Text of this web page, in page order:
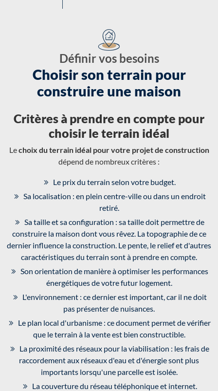
Définir vos besoins
Choisir son terrain pour
construire une maison
Critères à prendre en compte pour
choisir le terrain idéal
Lechoix du terrain idéal pour votre projet de construction
dépend de nombreux critères :
Le prix du terrain selon votre budget.
Sa localisation : en plein centre-ville ou dans un endroit
retiré.
Sa taille et sa configuration : sa taille doit permettre de
construire la maison dont vous rêvez. La topographie de ce
dernier influence la construction. Le pente, le relief et d'autres
caractéristiques du terrain sont à prendre en compte.
Son orientation de manière à optimiser les performances
énergétiques de votre futur logement.
L'environnement : ce dernier est important, car il ne doit
pas présenter de nuisances.
Le plan local d'urbanisme : ce document permet de vérifier
que le terrain à la vente est bien constructible.
La proximité des réseaux pour la viabilisation : les frais de
raccordement aux réseaux d'eau et d'énergie sont plus
importants lorsqu'une parcelle est isolée.
La couverture du réseau téléphonique et internet.